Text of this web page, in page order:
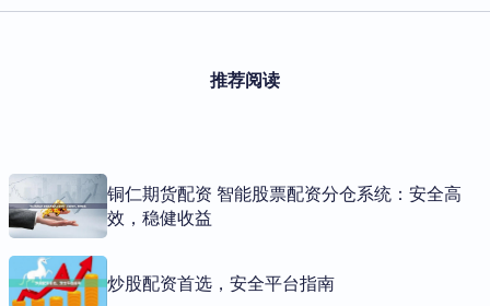
推荐阅读
铜仁期货配资 智能股票配资分仓系统：安全高
效，稳健收益
炒股配资首选，安全平台指南